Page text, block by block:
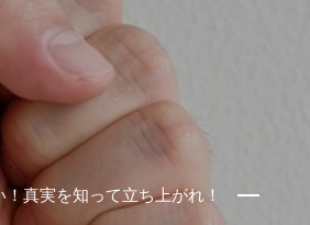
！真実を知って立ち上がれ！